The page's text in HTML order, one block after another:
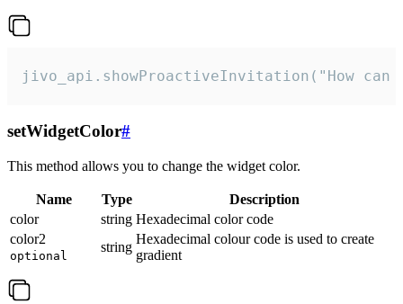
jivo_api.showProactiveInvitation("How
setWidgetColor#
This method allows you to change the widget color.
Name Type
Description
color
string Hexadecimal color code
color2
optional
string
Hexadecimal colour code is used to create
gradient